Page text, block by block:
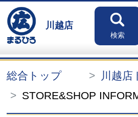
川越店
検索
総合トップ
川越店
STORE&SHOP